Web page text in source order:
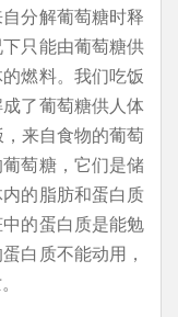
分解葡萄糖时释
只能由葡萄糖供
燃料。我们吃饭
了葡萄糖供人体
来自食物的葡萄
萄糖，它们是储
的脂肪和蛋白质
的蛋白质是能勉
白质不能动用，